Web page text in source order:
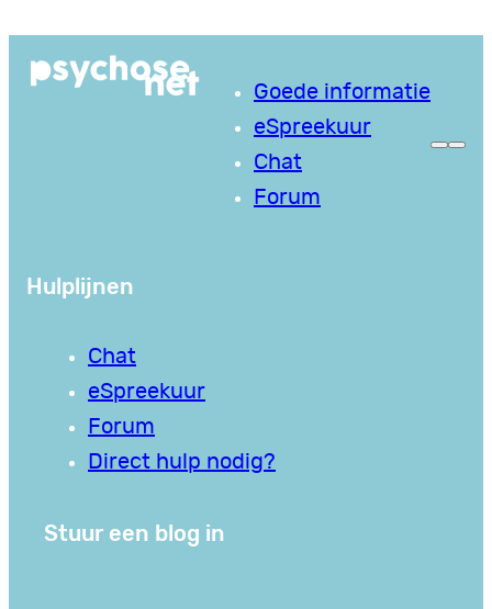
naar
Goede informatie
eSpreekuur
Chat
Forum
Hulplijnen
Chat
eSpreekuur
Forum
Direct hulp nodig?
Stuur een blog in